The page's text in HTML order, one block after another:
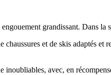
grandissant. Dans
et de skis adaptés
avec, en